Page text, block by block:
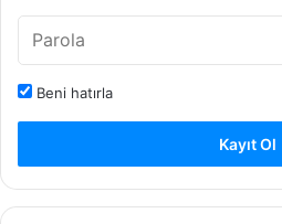
Beni hatırla
Kayıt Ol